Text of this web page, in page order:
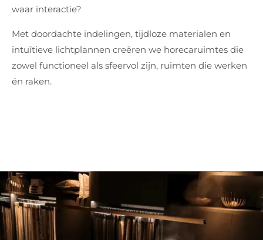
waar interactie?
Met doordachte indelingen, tijdloze materialen en
intuïtieve lichtplannen creëren we horecaruimtes die
zowel functioneel als sfeervol zijn, ruimten die werken
én raken.